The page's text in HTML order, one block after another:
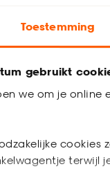
Toestemming
gebruikt
we om je online
cookies
terwijl
stevig